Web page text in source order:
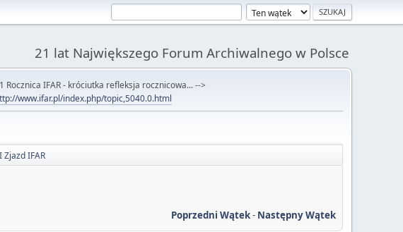
21 lat Największego Forum Archiwalnego w Polsce
Rocznica IFAR - króciutka refleksja rocznicowa... -->
www.ifar.pl/index.php/topic,5040.0.html
Zjazd IFAR
Poprzedni Wątek- Następny Wątek